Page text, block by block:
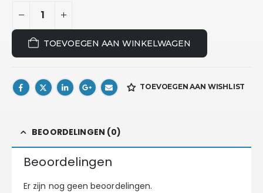
TOEVOEGEN AAN WINKELWAGEN
TOEVOEGEN AAN WISHLIST
BEOORDELINGEN (0)
Beoordelingen
Er zijn nog geen beoordelingen.